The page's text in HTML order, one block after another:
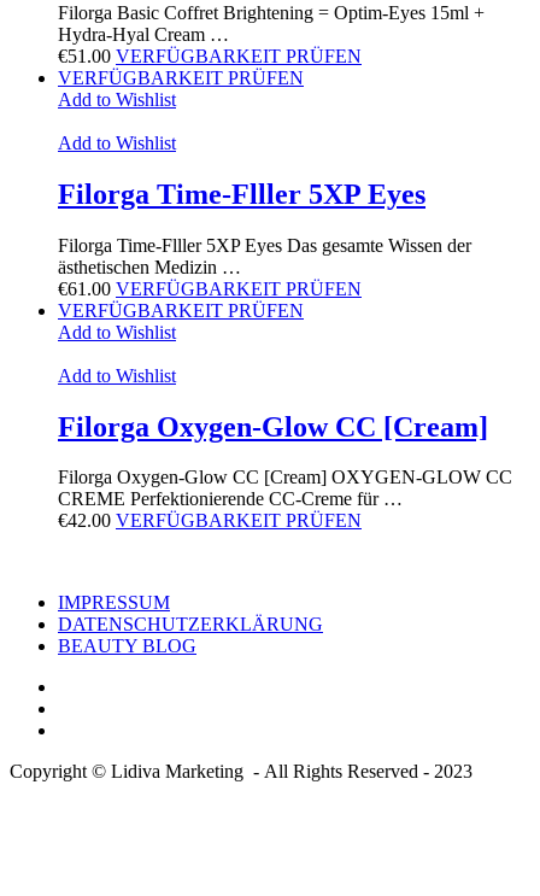
Filorga Basic Coffret Brightening = Optim-Eyes 15ml +
Hydra-Hyal Cream …
€51.00 VERFÜGBARKEIT PRÜFEN
VERFÜGBARKEIT PRÜFEN
Add to Wishlist
Add to Wishlist
Filorga Time-Flller 5XP Eyes
Filorga Time-Flller 5XP Eyes Das gesamte Wissen der
ästhetischen Medizin …
€61.00 VERFÜGBARKEIT PRÜFEN
VERFÜGBARKEIT PRÜFEN
Add to Wishlist
Add to Wishlist
Filorga Oxygen-Glow CC [Cream]
Filorga Oxygen-Glow CC [Cream] OXYGEN-GLOW CC
CREME Perfektionierende CC-Creme für …
€42.00 VERFÜGBARKEIT PRÜFEN
IMPRESSUM
DATENSCHUTZERKLÄRUNG
BEAUTY BLOG
Copyright © Lidiva Marketing - All Rights Reserved - 2023